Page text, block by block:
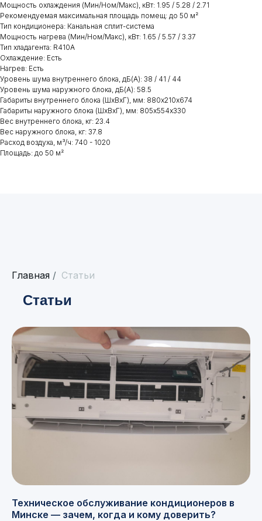
Мощность охлаждения (Мин/Ном/Макс), кВт: 1.95 / 5.28 / 2.71
Рекомендуемая максимальная площадь помещ: до 50 м²
Тип кондиционера: Канальная сплит-система
Мощность нагрева (Мин/Ном/Макс), кВт: 1.65 / 5.57 / 3.37
Тип хладагента: R410A
Охлаждение: Есть
Нагрев: Есть
Уровень шума внутреннего блока, дБ(А): 38 / 41 / 44
Уровень шума наружного блока, дБ(А): 58.5
Габариты внутреннего блока (ШхВхГ), мм: 880х210х674
Габариты наружного блока (ШхВхГ), мм: 805х554х330
Вес внутреннего блока, кг: 23.4
Вес наружного блока, кг: 37.8
Расход воздуха, м³/ч: 740 - 1020
Площадь: до 50 м²
Главная / Статьи
Статьи
Техническое обслуживание кондиционеров в
Минске — зачем, когда и кому доверить?